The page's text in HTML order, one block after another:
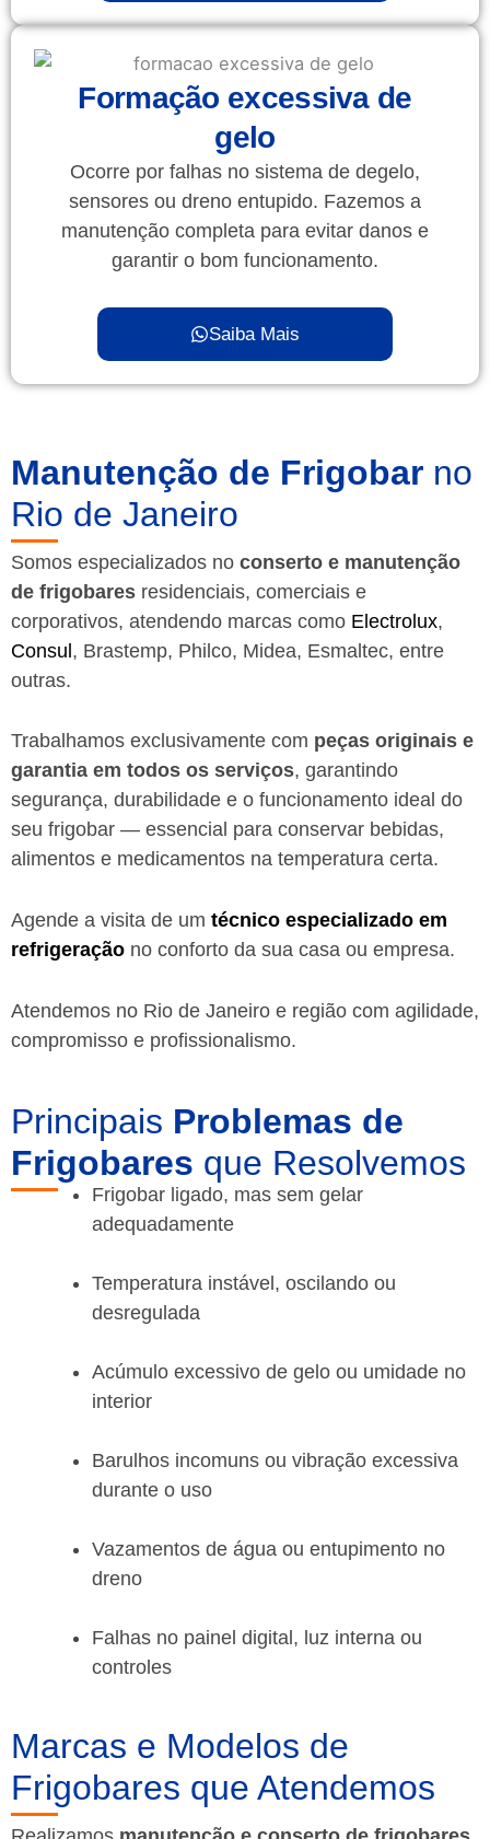
Formação excessiva de
gelo
Ocorre por falhas no sistema de degelo,
sensores ou dreno entupido. Fazemos a
manutenção completa para evitar danos e
garantir o bom funcionamento.
Saiba Mais
Manutenção de Frigobar no
Rio de Janeiro
Somos especializados no conserto e manutenção
de frigobares residenciais, comerciais e
corporativos, atendendo marcas como Electrolux,
Consul, Brastemp, Philco, Midea, Esmaltec, entre
outras.
Trabalhamos exclusivamente com peças originais e
garantia em todos os serviços, garantindo
segurança, durabilidade e o funcionamento ideal do
seu frigobar — essencial para conservar bebidas,
alimentos e medicamentos na temperatura certa.
Agende a visita de um técnico especializado em
refrigeração no conforto da sua casa ou empresa.
Atendemos no Rio de Janeiro e região com agilidade,
compromisso e profissionalismo.
Principais Problemas de
Frigobares que Resolvemos
Frigobar ligado, mas sem gelar
adequadamente
Temperatura instável, oscilando ou
desregulada
Acúmulo excessivo de gelo ou umidade no
interior
Barulhos incomuns ou vibração excessiva
durante o uso
Vazamentos de água ou entupimento no
dreno
Falhas no painel digital, luz interna ou
controles
Marcas e Modelos de
Frigobares que Atendemos